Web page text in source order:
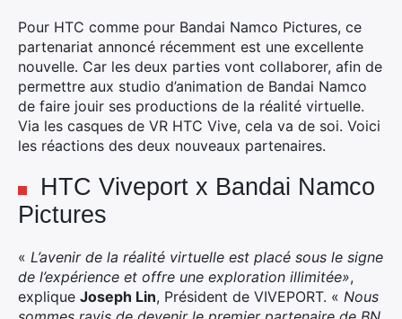
Pour HTC comme pour Bandai Namco Pictures, ce
partenariat annoncé récemment est une excellente
nouvelle. Car les deux parties vont collaborer, afin de
permettre aux studio d’animation de Bandai Namco
de faire jouir ses productions de la réalité virtuelle.
Via les casques de VR HTC Vive, cela va de soi. Voici
les réactions des deux nouveaux partenaires.
HTC Viveport x Bandai Namco
Pictures
« L’avenir de la réalité virtuelle est placé sous le signe
de l’expérience et offre une exploration illimitée»,
explique Joseph Lin, Président de VIVEPORT. « Nous